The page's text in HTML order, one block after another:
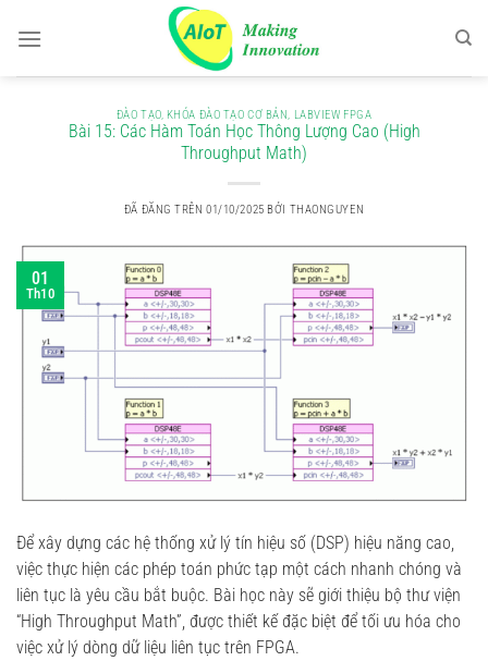
đến
ĐÀO TẠO, KHÓA ĐÀO TẠO CƠ BẢN, LABVIEW FPGA
Bài 15: Các Hàm Toán Học Thông Lượng Cao (High
Throughput Math)
ĐÃ ĐĂNG TRÊN01/10/2025 BỞI THAONGUYEN
01
Th10
Để xây dựng các hệ thống xử lý tín hiệu số (DSP) hiệu năng cao,
việc thực hiện các phép toán phức tạp một cách nhanh chóng và
liên tục là yêu cầu bắt buộc. Bài học này sẽ giới thiệu bộ thư viện
“High Throughput Math”, được thiết kế đặc biệt để tối ưu hóa cho
việc xử lý dòng dữ liệu liên tục trên FPGA.